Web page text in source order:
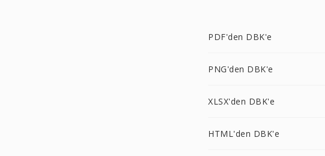
PDF'den DBK'e
PNG'den DBK'e
XLSX'den DBK'e
HTML'den DBK'e